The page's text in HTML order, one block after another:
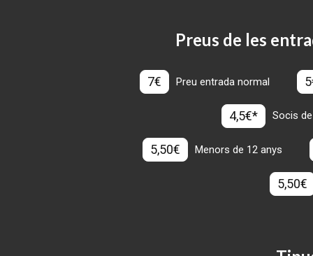
Preus de les
7€ Preu entrada normal
4,5€* Socis
5,50€ Menors de 12 anys
5,50€